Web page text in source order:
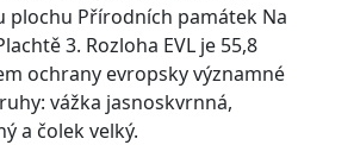
plochu Přírodních památek Na
3. Rozloha EVL je 55,8
ochrany evropsky významné
vážka jasnoskvrnná,
a čolek velký.